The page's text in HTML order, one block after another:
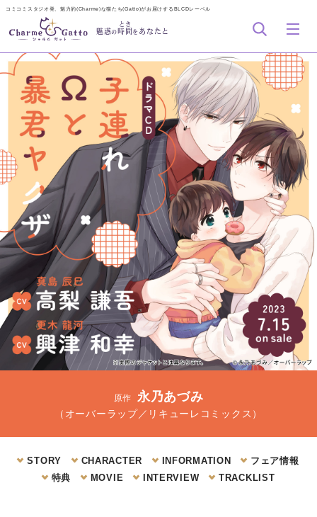
コミコミスタジオ発、魅力的(Charme)な猫たち(Gatto)がお届けするBLCDレーベル
魅惑の 時間
とき
を あなたと
原作 永乃あづみ
（オーバーラップ／リキューレコミックス）
STORY CHARACTER INFORMATION
フェア情報
特典
MOVIE INTERVIEW TRACKLIST